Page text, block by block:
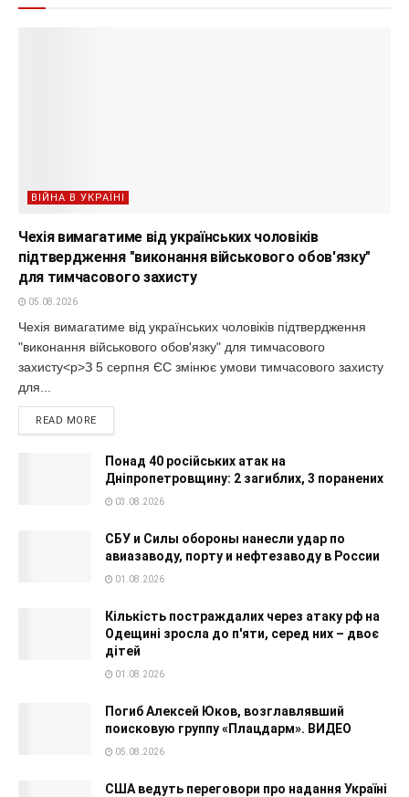
ВІЙНА В УКРАЇНІ
Чехія вимагатиме від українських чоловіків
підтвердження "виконання військового обов'язку"
для тимчасового захисту
05.08.2026
Чехія вимагатиме від українських чоловіків підтвердження
"виконання військового обов'язку" для тимчасового
захисту<p>З 5 серпня ЄС змінює умови тимчасового захисту
для...
READ MORE
Понад 40 російських атак на
Дніпропетровщину: 2 загиблих, 3 поранених
03.08.2026
СБУ и Силы обороны нанесли удар по
авиазаводу, порту и нефтезаводу в России
01.08.2026
Кількість постраждалих через атаку рф на
Одещині зросла до п'яти, серед них – двоє
дітей
01.08.2026
Погиб Алексей Юков, возглавлявший
поисковую группу «Плацдарм». ВИДЕО
05.08.2026
США ведуть переговори про надання Україні